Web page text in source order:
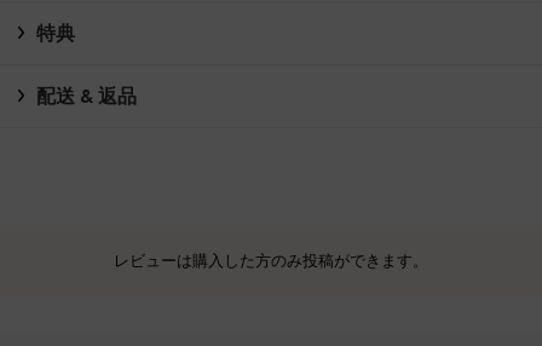
特典
配送 & 返品
レビューは購入した方のみ投稿ができます。